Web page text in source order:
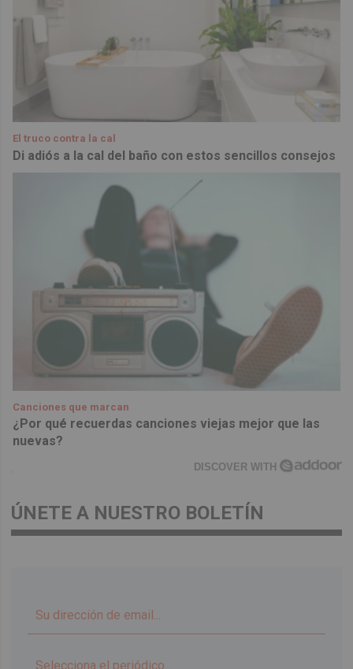
El truco contra la cal
Di adiós a la cal del baño con estos sencillos consejos
Canciones que marcan
¿Por qué recuerdas canciones viejas mejor que las
nuevas?
DISCOVER WITH
ÚNETE A NUESTRO BOLETÍN